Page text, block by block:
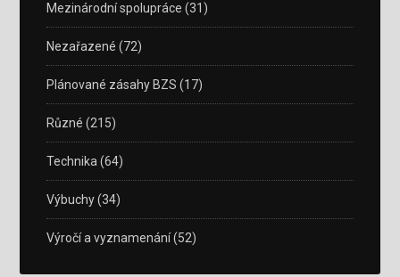
Mezinárodní spolupráce (31)
Nezařazené (72)
Plánované zásahy BZS (17)
Různé (215)
Technika (64)
Výbuchy(34)
Výročí a vyznamenání(52)